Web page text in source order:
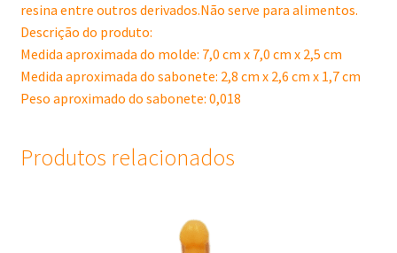
resina entre outros derivados.Não serve para alimentos.
Descrição do produto:
Medida aproximada do molde: 7,0 cm x 7,0 cm x 2,5 cm
Medida aproximada do sabonete: 2,8 cm x 2,6 cm x 1,7 cm
Peso aproximado do sabonete: 0,018
Produtos relacionados